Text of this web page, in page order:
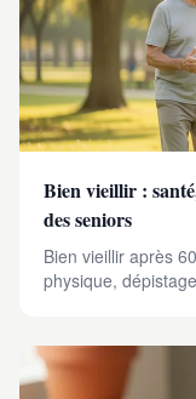
Bien vieillir :
des seniors
Bien vieillir après
physique,